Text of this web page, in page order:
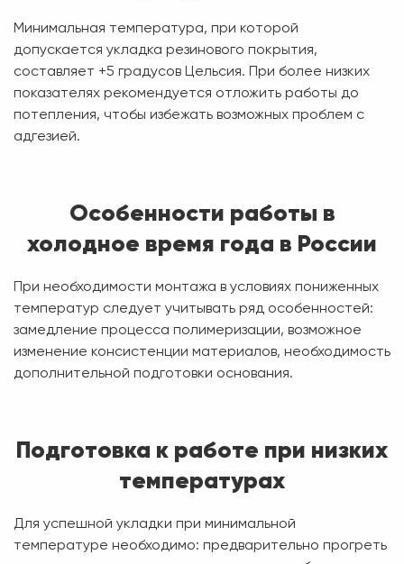
Минимальная температура, при которой
допускается укладка резинового покрытия,
составляет +5 градусов Цельсия. При более низких
показателях рекомендуется отложить работы до
потепления, чтобы избежать возможных проблем с
адгезией.
Особенности работы в
холодное время года в России
При необходимости монтажа в условиях пониженных
температур следует учитывать ряд особенностей:
замедление процесса полимеризации, возможное
изменение консистенции материалов, необходимость
дополнительной подготовки основания.
Подготовка к работе при низких
температурах
Для успешной укладки при минимальной
температуре необходимо: предварительно прогреть